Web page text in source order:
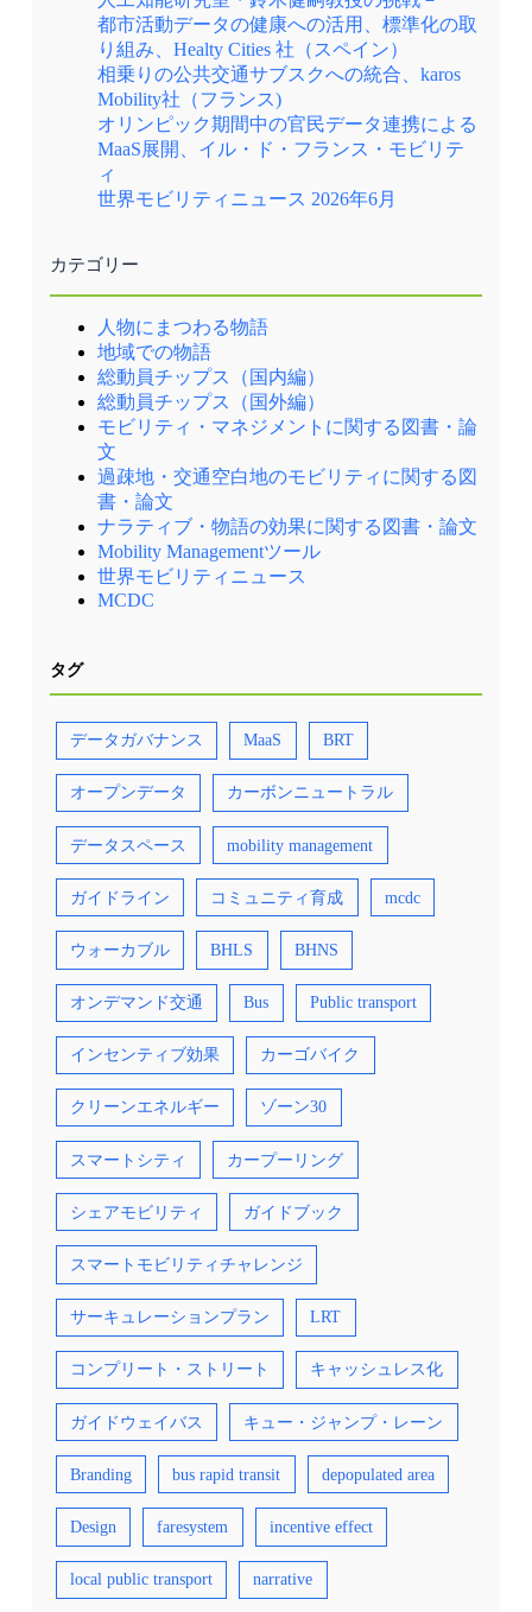
都市活動データの健康への活用、標準化の取
り組み、Healty Cities 社（スペイン）
相乗りの公共交通サブスクへの統合、karos
Mobility社（フランス)
オリンピック期間中の官民データ連携による
MaaS展開、イル・ド・フランス・モビリテ
ィ
世界モビリティニュース 2026年6月
カテゴリー
人物にまつわる物語
地域での物語
総動員チップス（国内編）
総動員チップス（国外編）
モビリティ・マネジメントに関する図書・論
文
過疎地・交通空白地のモビリティに関する図
書・論文
ナラティブ・物語の効果に関する図書・論文
Mobility Managementツール
世界モビリティニュース
MCDC
タグ
データガバナンス MaaS BRT
オープンデータ カーボンニュートラル
データスペース mobility management
ガイドライン コミュニティ育成 mcdc
ウォーカブル BHLS BHNS
オンデマンド交通 Bus Public transport
インセンティブ効果 カーゴバイク
クリーンエネルギー ゾーン30
スマートシティ カープーリング
シェアモビリティ ガイドブック
スマートモビリティチャレンジ
サーキュレーションプラン LRT
コンプリート・ストリート キャッシュレス化
ガイドウェイバス キュー・ジャンプ・レーン
Branding bus rapid transit depopulated area
Design faresystem incentive effect
local public transport narrative